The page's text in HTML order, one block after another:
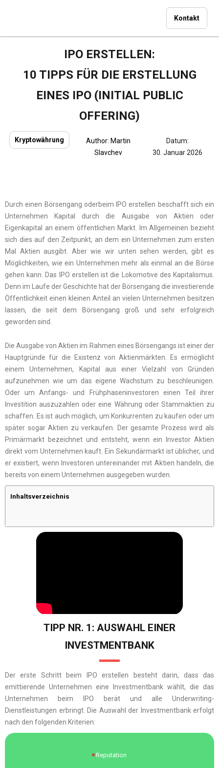
Kontakt
IPO ERSTELLEN:
10 TIPPS FÜR DIE ERSTELLUNG
EINES IPO (INITIAL PUBLIC
OFFERING)
Kryptowährung Author: Martin
Slavchev
Datum:
30. Januar 2026
Durch einen Börsengang oderbeim IPO erstellen beschafft sich ein
Unternehmen Kapital durch die Ausgabe von Aktien oder
Eigenkapital an einem öffentlichen Markt. Im Allgemeinen bezieht
sich dies auf den Zeitpunkt, an dem ein Unternehmen zum ersten
Mal Aktien ausgibt. Aber wie wir unten sehen werden, gibt es
Möglichkeiten, wie ein Unternehmen mehr als einmal an die Börse
gehen kann. Das IPO erstellen ist die Lokomotive des Kapitalismus.
Denn im Laufe der Geschichte hat der Börsengang die investierende
Öffentlichkeit einen kleinen Anteil an vielen Unternehmen besitzen
lassen, die seit dem Börsengang groß und sehr erfolgreich
geworden sind.
Die Ausgabe von Aktien im Rahmen eines Börsengangs ist einer der
Hauptgründe für die Existenz von Aktienmärkten. Es ermöglicht
einem Unternehmen, Kapital aus einer Vielzahl von Gründen
aufzunehmen wie um das eigene Wachstum zu beschleunigen.
Oder um Anfangs- und Frühphaseninvestoren einen Teil ihrer
Investition auszuzahlen oder eine Währung oder Stammaktien zu
schaffen. Es ist auch möglich, um Konkurrenten zu kaufen oder um
später sogar Aktien zu verkaufen. Der gesamte Prozess wird als
Primärmarkt bezeichnet und entsteht, wenn ein Investor Aktien
direkt vom Unternehmen kauft. Ein Sekundärmarkt ist üblicher, und
er existiert, wenn Investoren untereinander mit Aktien handeln, die
bereits von einem Unternehmen ausgegeben wurden.
Inhaltsverzeichnis
TIPP NR. 1: AUSWAHL EINER
INVESTMENTBANK
Der erste Schritt beim IPO erstellen besteht darin, dass das
emittierende Unternehmen eine Investmentbank wählt, die das
Unternehmen beim IPO berät und alle Underwriting-
Dienstleistungen erbringt. Die Auswahl der Investmentbank erfolgt
nach den folgenden Kriterien:
Reputation